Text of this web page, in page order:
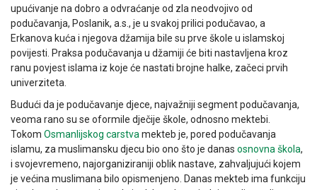
upućivanje na dobro a odvraćanje od zla neodvojivo od
podučavanja, Poslanik, a.s., je u svakoj prilici podučavao, a
Erkanova kuća i njegova džamija bile su prve škole u islamskoj
povijesti. Praksa podučavanja u džamiji će biti nastavljena kroz
ranu povjest islama iz koje će nastati brojne halke, začeci prvih
univerziteta.
Budući da je podučavanje djece, najvažniji segment podučavanja,
veoma rano su se oformile dječije škole, odnosno mektebi.
Tokom Osmanlijskog carstva mekteb je, pored podučavanja
islamu, za muslimansku djecu bio ono što je danas osnovna škola,
i svojevremeno, najorganiziraniji oblik nastave, zahvaljujući kojem
je većina muslimana bilo opismenjeno. Danas mekteb ima funkciju